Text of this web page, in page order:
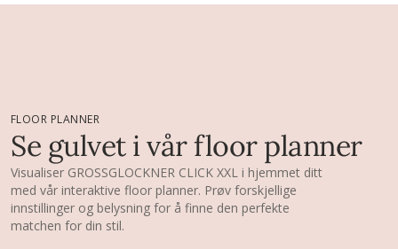
FLOOR PLANNER
Se gulvet i vår floor planner
Visualiser GROSSGLOCKNER CLICK XXL i hjemmet ditt
med vår interaktive floor planner. Prøv forskjellige
innstillinger og belysning for å finne den perfekte
matchen for din stil.